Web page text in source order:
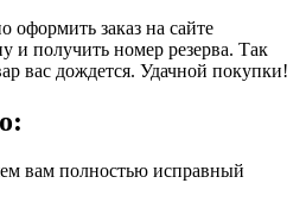
оформить заказ на сайте
и получить номер резерва. Так
вас дождется. Удачной покупки!
вам полностью исправный